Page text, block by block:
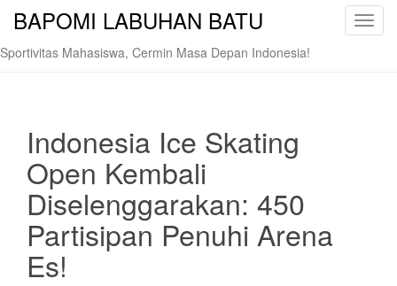
T
BAPOMI LABUHAN BATU
Sportivitas Mahasiswa, Cermin Masa Depan Indonesia!
Indonesia Ice Skating
Open Kembali
Diselenggarakan: 450
Partisipan Penuhi Arena
Es!